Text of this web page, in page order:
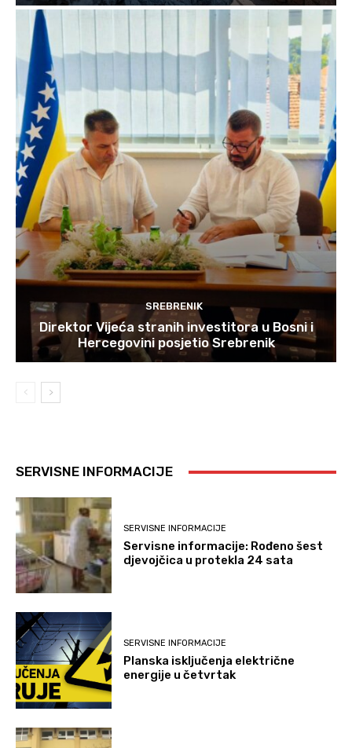
SREBRENIK
Direktor Vijeća stranih investitora u Bosni i
Hercegovini posjetio Srebrenik
SERVISNE INFORMACIJE
SERVISNE INFORMACIJE
Servisne informacije: Rođeno šest
djevojčica u protekla 24 sata
SERVISNE INFORMACIJE
Planska isključenja električne
energije u četvrtak